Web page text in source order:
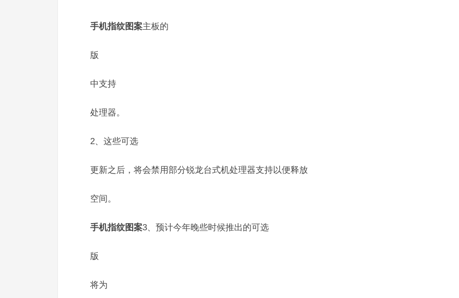
手机指纹图案主板的
版
中支持
处理器。
2、这些可选
更新之后，将会禁用部分锐龙台式机处理器支持以便释放
空间。
手机指纹图案3、预计今年晚些时候推出的可选
版
将为